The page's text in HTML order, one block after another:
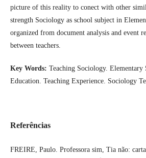
picture of this reality to conect with other
strength Sociology as school subject in
organized from document analysis and event
between teachers.
Key Words: Teaching Sociology. Elementary
Education. Teaching Experience. Sociology
Referências
FREIRE, Paulo. Professora sim, Tia não: